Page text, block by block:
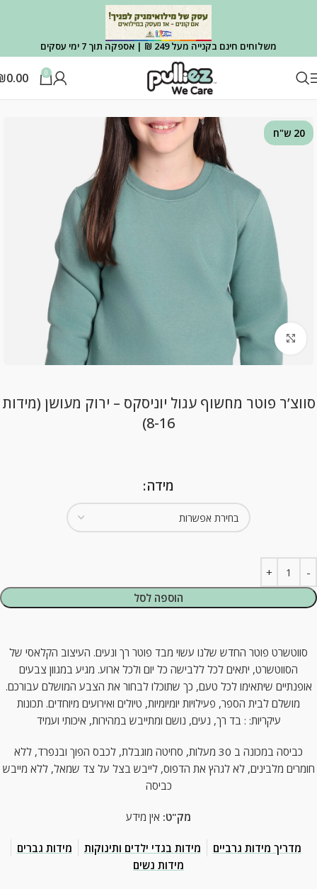
משלוחים חינם בקנייה מעל 249 ₪ | אספקה תוך 7 ימי עסקים
0
0.00
סווצ’ר פוטר מחשוף עגול יוניסקס – ירוק מעושן (מידות
8-16)
מידה
הוספה לסל
סווטשרט פוטר החדש שלנו עשוי מבד פוטר רך ונעים. העיצוב הקלאסי של
הסווטשרט, יתאים לכל ללבישה כל יום ולכל ארוע. מגיע במגוון צבעים
אופנתיים שיתאימו לכל טעם, כך שתוכלו לבחור את הצבע המושלם עבורכם.
מושלם לבית הספר, פעילויות יומיומיות, טיולים ואירועים מיוחדים. תכונות
עיקריות: : בד רך, נעים, נושם ומתייבש במהירות, איכותי ועמיד
כביסה במכונה ב 30 מעלות, סחיטה מוגבלת, לכבס הפוך ובנפרד, ללא
חומרים מלבינים, לא לגהץ את הדפוס, לייבש בצל על צד שמאל, ללא מייבש
כביסה
מק"ט: אין מידע
מדריך מידות גרביים מידות בגדי ילדים ותינוקות
מידות גברים
מידות נשים
עמוד הבית OUTLET OUTLET הלבשה
Click to enlarge
20 ש"ח